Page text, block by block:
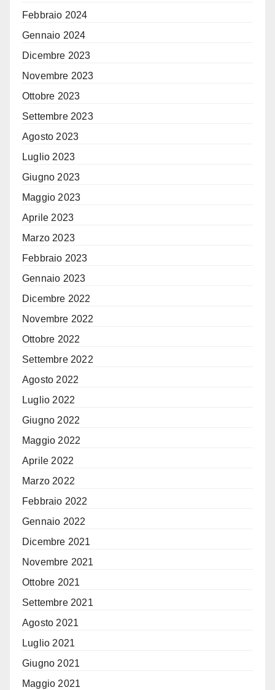
Febbraio 2024
Gennaio 2024
Dicembre 2023
Novembre 2023
Ottobre 2023
Settembre 2023
Agosto 2023
Luglio 2023
Giugno 2023
Maggio 2023
Aprile 2023
Marzo 2023
Febbraio 2023
Gennaio 2023
Dicembre 2022
Novembre 2022
Ottobre 2022
Settembre 2022
Agosto 2022
Luglio 2022
Giugno 2022
Maggio 2022
Aprile 2022
Marzo 2022
Febbraio 2022
Gennaio 2022
Dicembre 2021
Novembre 2021
Ottobre 2021
Settembre 2021
Agosto 2021
Luglio 2021
Giugno 2021
Maggio 2021